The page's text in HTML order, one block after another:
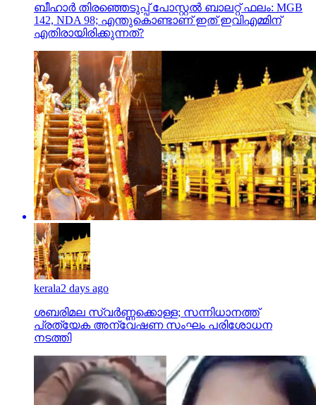
ബീഹാർ തിരഞ്ഞെടുപ്പ് പോസ്റ്റൽ ബാലറ്റ് ഫലം: MGB
142, NDA 98; എന്തുകൊണ്ടാണ് ഇത് ഇവിഎമ്മിന്
എതിരായിരിക്കുന്നത്?
kerala2 days ago
ശബരിമല സ്വര്‍ണ്ണക്കൊള്ള; സന്നിധാനത്ത്
പ്രത്യേക അന്വേഷണ സംഘം പരിശോധന
നടത്തി